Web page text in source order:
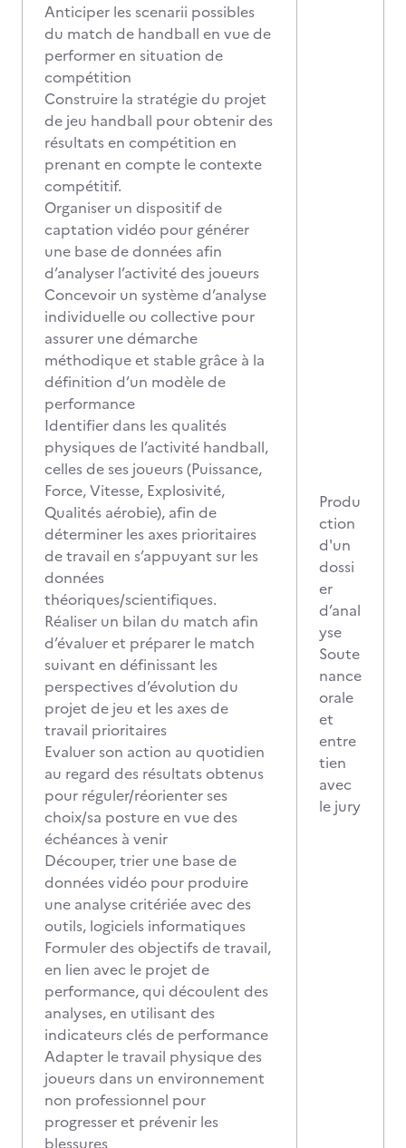
Anticiper les scenarii possibles
du match de handball en vue de
performer en situation de
compétition
Construire la stratégie du projet
de jeu handball pour obtenir des
résultats en compétition en
prenant en compte le contexte
compétitif.
Organiser un dispositif de
captation vidéo pour générer
une base de données afin
d’analyser l’activité des joueurs
Concevoir un système d’analyse
individuelle ou collective pour
assurer une démarche
méthodique et stable grâce à la
définition d’un modèle de
performance
Identifier dans les qualités
physiques de l’activité handball,
celles de ses joueurs (Puissance,
Force, Vitesse, Explosivité,
Qualités aérobie), afin de
déterminer les axes prioritaires
de travail en s’appuyant sur les
données
théoriques/scientifiques.
Réaliser un bilan du match afin
d’évaluer et préparer le match
suivant en définissant les
perspectives d’évolution du
projet de jeu et les axes de
travail prioritaires
Evaluer son action au quotidien
au regard des résultats obtenus
pour réguler/réorienter ses
choix/sa posture en vue des
échéances à venir
Découper, trier une base de
données vidéo pour produire
une analyse critériée avec des
outils, logiciels informatiques
Formuler des objectifs de travail,
en lien avec le projet de
performance, qui découlent des
analyses, en utilisant des
indicateurs clés de performance
Adapter le travail physique des
joueurs dans un environnement
non professionnel pour
progresser et prévenir les
blessures
Produ
ction
d'un
dossi
er
d’anal
yse
Soute
nance
orale
et
entre
tien
avec
le jury